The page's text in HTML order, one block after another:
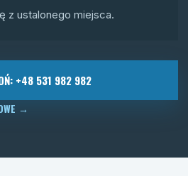
z ustalonego miejsca.
+48 531 982 982
→